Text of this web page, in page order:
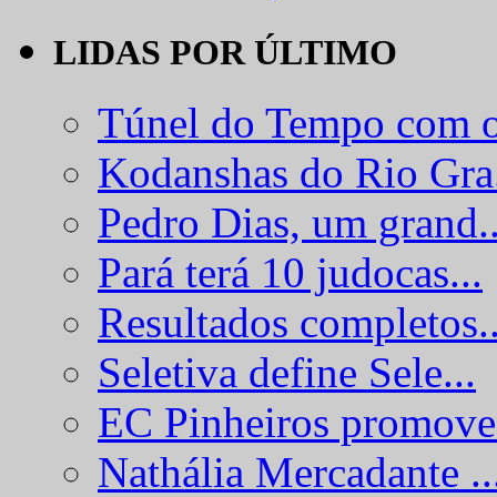
LIDAS POR ÚLTIMO
Túnel do Tempo com
Kodanshas do Rio
Pedro Dias, um
Pará terá 10 judocas...
Resultados
Seletiva define Sele...
EC Pinheiros
Nathália Mercadante